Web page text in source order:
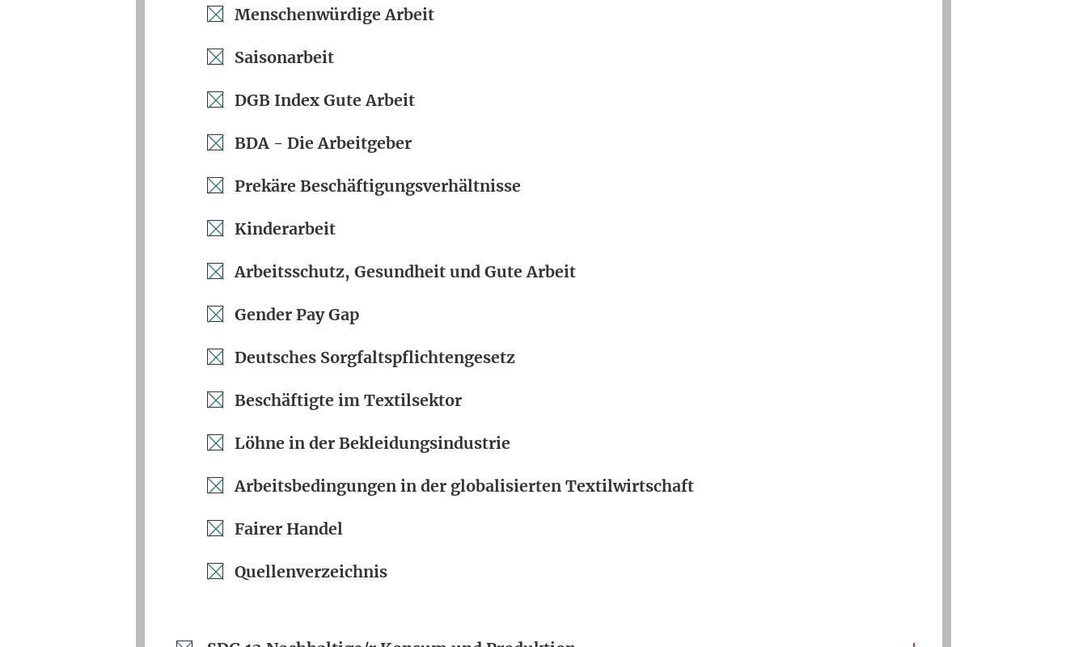
Menschenwürdige Arbeit
Saisonarbeit
DGB Index Gute Arbeit
BDA - Die Arbeitgeber
Prekäre Beschäftigungsverhältnisse
Kinderarbeit
Arbeitsschutz, Gesundheit und Gute Arbeit
Gender Pay Gap
Deutsches Sorgfaltspflichtengesetz
Beschäftigte im Textilsektor
Löhne in der Bekleidungsindustrie
Arbeitsbedingungen in der globalisierten Textilwirtschaft
Fairer Handel
Quellenverzeichnis